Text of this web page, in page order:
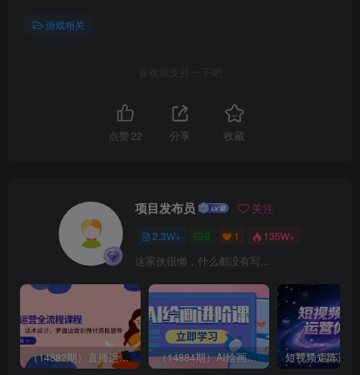
游戏相关
喜欢就支持一下吧
点赞22 分享 收藏
项目发布员 关注
2.3W+ 0 1 135W+
这家伙很懒，什么都没有写...
（14882期）直播运营全流程课程-5月更新：从起号、话术设计、罗盘运营到微付费投放等 （14884期）AI绘画进阶课，涵盖电商摄影等多领域，PS操作与AI工具使用全面教学